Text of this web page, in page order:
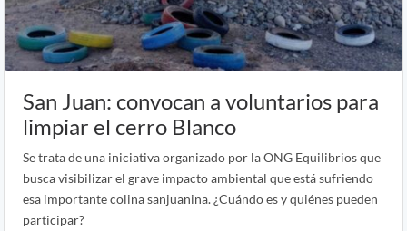
San Juan: convocan a voluntarios para
limpiar el cerro Blanco
Se trata de una iniciativa organizado por la ONG Equilibrios que
busca visibilizar el grave impacto ambiental que está sufriendo
esa importante colina sanjuanina. ¿Cuándo es y quiénes pueden
participar?